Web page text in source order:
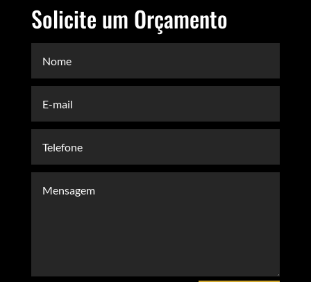
Solicite um Orçamento